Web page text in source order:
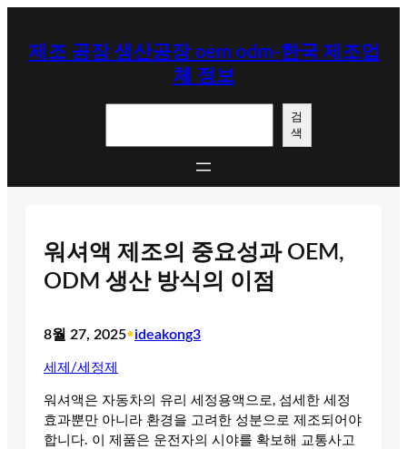
제조 공장 생산공장 oem odm-한국 제조업
체 정보
검
색
워셔액 제조의 중요성과 OEM,
ODM 생산 방식의 이점
8월 27, 2025•ideakong3
세제/세정제
워셔액은 자동차의 유리 세정용액으로, 섬세한 세정
효과뿐만 아니라 환경을 고려한 성분으로 제조되어야
합니다. 이 제품은 운전자의 시야를 확보해 교통사고